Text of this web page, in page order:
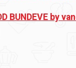
BUNDEVE by